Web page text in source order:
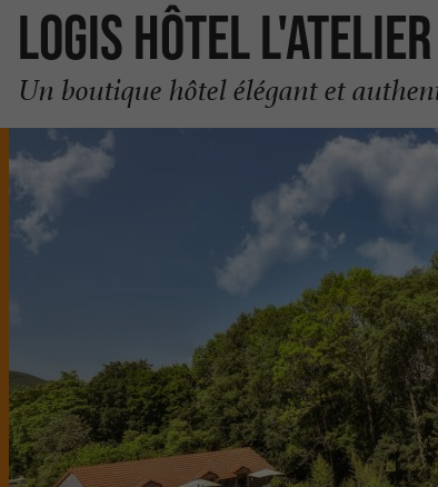
Logis Hôtel
Un boutique hôtel élégant et